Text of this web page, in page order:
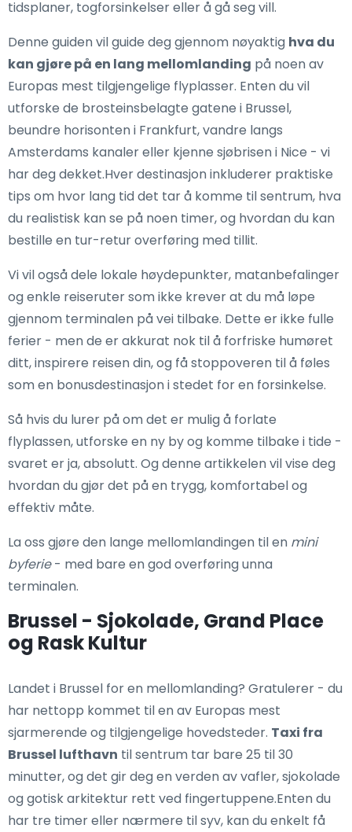
tidsplaner, togforsinkelser eller å gå seg vill.
Denne guiden vil guide deg gjennom nøyaktig hva du
kan gjøre på en lang mellomlanding på noen av
Europas mest tilgjengelige flyplasser. Enten du vil
utforske de brosteinsbelagte gatene i Brussel,
beundre horisonten i Frankfurt, vandre langs
Amsterdams kanaler eller kjenne sjøbrisen i Nice - vi
har deg dekket.Hver destinasjon inkluderer praktiske
tips om hvor lang tid det tar å komme til sentrum, hva
du realistisk kan se på noen timer, og hvordan du kan
bestille en tur-retur overføring med tillit.
Vi vil også dele lokale høydepunkter, matanbefalinger
og enkle reiseruter som ikke krever at du må løpe
gjennom terminalen på vei tilbake. Dette er ikke fulle
ferier - men de er akkurat nok til å forfriske humøret
ditt, inspirere reisen din, og få stoppoveren til å føles
som en bonusdestinasjon i stedet for en forsinkelse.
Så hvis du lurer på om det er mulig å forlate
flyplassen, utforske en ny by og komme tilbake i tide -
svaret er ja, absolutt. Og denne artikkelen vil vise deg
hvordan du gjør det på en trygg, komfortabel og
effektiv måte.
La oss gjøre den lange mellomlandingen til en mini
byferie- med bare en god overføring unna
terminalen.
Brussel - Sjokolade, Grand Place
og Rask Kultur
Landet i Brussel for en mellomlanding? Gratulerer - du
har nettopp kommet til en av Europas mest
sjarmerende og tilgjengelige hovedsteder. Taxi fra
Brussel lufthavn til sentrum tar bare 25 til 30
minutter, og det gir deg en verden av vafler, sjokolade
og gotisk arkitektur rett ved fingertuppene.Enten du
har tre timer eller nærmere til syv, kan du enkelt få